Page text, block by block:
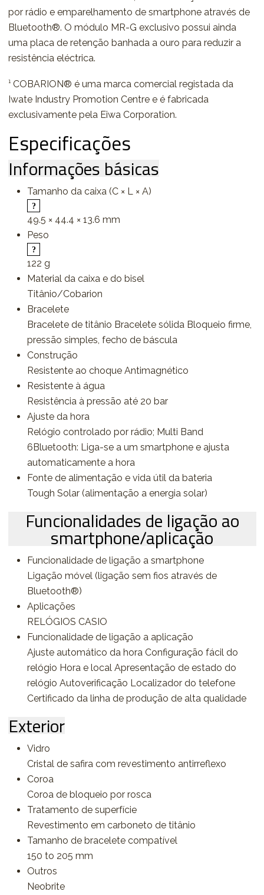
por rádio e emparelhamento de smartphone através de
Bluetooth®. O módulo MR-G exclusivo possui ainda
uma placa de retenção banhada a ouro para reduzir a
resistência eléctrica.
¹ COBARION® é uma marca comercial registada da
Iwate Industry Promotion Centre e é fabricada
exclusivamente pela Eiwa Corporation.
Especificações
Informações básicas
Tamanho da caixa (C × L × A)
49.5 × 44.4 × 13.6 mm
Peso
122 g
Material da caixa e do bisel
Titânio/Cobarion
Bracelete
Bracelete de titânio Bracelete sólida Bloqueio firme,
pressão simples, fecho de báscula
Construção
Resistente ao choque Antimagnético
Resistente à água
Resistência à pressão até 20 bar
Ajuste da hora
Relógio controlado por rádio; Multi Band
6Bluetooth: Liga-se a um smartphone e ajusta
automaticamente a hora
Fonte de alimentação e vida útil da bateria
Tough Solar (alimentação a energia solar)
Funcionalidades de ligação ao
smartphone/aplicação
Funcionalidade de ligação a smartphone
Ligação móvel (ligação sem fios através de
Bluetooth®)
Aplicações
RELÓGIOS CASIO
Funcionalidade de ligação a aplicação
Ajuste automático da hora Configuração fácil do
relógio Hora e local Apresentação de estado do
relógio Autoverificação Localizador do telefone
Certificado da linha de produção de alta qualidade
Exterior
Vidro
Cristal de safira com revestimento antirreflexo
Coroa
Coroa de bloqueio por rosca
Tratamento de superfície
Revestimento em carboneto de titânio
Tamanho de bracelete compatível
150 to 205 mm
Outros
Neobrite